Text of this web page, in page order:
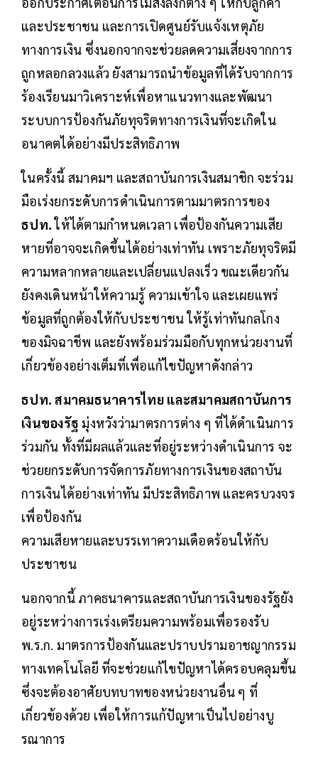
และประชาชน และการเปิดศูนย์รับแจ้งเหตุภัย
ทางการเงิน ซึ่งนอกจากจะช่วยลดความเสี่ยงจากการ
ถูกหลอกลวงแล้ว ยังสามารถนำข้อมูลที่ได้รับจากการ
ร้องเรียนมาวิเคราะห์เพื่อหาแนวทางและพัฒนา
ระบบการป้องกันภัยทุจริตทางการเงินที่จะเกิดใน
อนาคตได้อย่างมีประสิทธิภาพ
ในครั้งนี้ สมาคมฯ และสถาบันการเงินสมาชิก จะร่วม
มือเร่งยกระดับการดำเนินการตามมาตรการของ
ธปท.ให้ได้ตามกำหนดเวลา เพื่อป้องกันความเสีย
หายที่อาจจะเกิดขึ้นได้อย่างเท่าทัน เพราะภัยทุจริตมี
ความหลากหลายและเปลี่ยนแปลงเร็ว ขณะเดียวกัน
ยังคงเดินหน้าให้ความรู้ ความเข้าใจ และเผยแพร่
ข้อมูลที่ถูกต้องให้กับประชาชน ให้รู้เท่าทันกลโกง
ของมิจฉาชีพ และยังพร้อมร่วมมือกับทุกหน่วยงานที่
เกี่ยวข้องอย่างเต็มที่เพื่อแก้ไขปัญหาดังกล่าว
ธปท. สมาคมธนาคารไทย และสมาคมสถาบันการ
เงินของรัฐ มุ่งหวังว่ามาตรการต่าง ๆ ที่ได้ดำเนินการ
ร่วมกัน ทั้งที่มีผลแล้วและที่อยู่ระหว่างดำเนินการ จะ
ช่วยยกระดับการจัดการภัยทางการเงินของสถาบัน
การเงินได้อย่างเท่าทัน มีประสิทธิภาพ และครบวงจร
เพื่อป้องกัน
ความเสียหายและบรรเทาความเดือดร้อนให้กับ
ประชาชน
นอกจากนี้ ภาคธนาคารและสถาบันการเงินของรัฐยัง
อยู่ระหว่างการเร่งเตรียมความพร้อมเพื่อรองรับ
พ.ร.ก. มาตรการป้องกันและปราบปรามอาชญากรรม
ทางเทคโนโลยี ที่จะช่วยแก้ไขปัญหาได้ครอบคลุมขึ้น
ซึ่งจะต้องอาศัยบทบาทของหน่วยงานอื่น ๆ ที่
เกี่ยวข้องด้วย เพื่อให้การแก้ปัญหาเป็นไปอย่างบู
รณาการ